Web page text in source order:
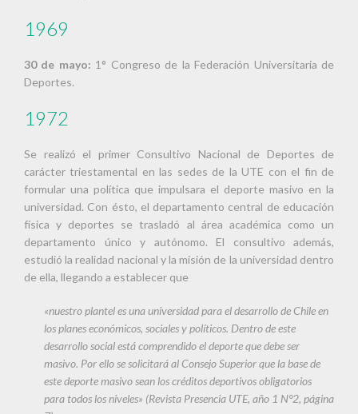
1969
30 de mayo: 1° Congreso de la Federación Universitaria de
Deportes.
1972
Se realizó el primer Consultivo Nacional de Deportes de
carácter triestamental en las sedes de la UTE con el fin de
formular una política que impulsara el deporte masivo en la
universidad. Con ésto, el departamento central de educación
física y deportes se trasladó al área académica como un
departamento único y autónomo. El consultivo además,
estudió la realidad nacional y la misión de la universidad dentro
de ella, llegando a establecer que
«nuestro plantel es una universidad para el desarrollo de Chile en
los planes económicos, sociales y políticos. Dentro de este
desarrollo social está comprendido el deporte que debe ser
masivo. Por ello se solicitará al Consejo Superior que la base de
este deporte masivo sean los créditos deportivos obligatorios
para todos los niveles» (Revista Presencia UTE, año 1 N°2, página